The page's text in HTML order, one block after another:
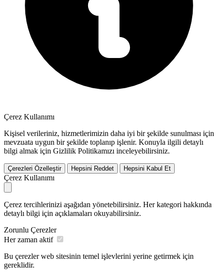
Çerez Kullanımı
Kişisel verileriniz, hizmetlerimizin daha iyi bir şekilde sunulması için
mevzuata uygun bir şekilde toplanıp işlenir. Konuyla ilgili detaylı
bilgi almak için Gizlilik Politikamızı inceleyebilirsiniz.
Çerezleri Özelleştir Hepsini Reddet Hepsini Kabul Et
Çerez Kullanımı
Çerez tercihlerinizi aşağıdan yönetebilirsiniz. Her kategori hakkında
detaylı bilgi için açıklamaları okuyabilirsiniz.
Zorunlu Çerezler
Her zaman aktif
Bu çerezler web sitesinin temel işlevlerini yerine getirmek için
gereklidir.